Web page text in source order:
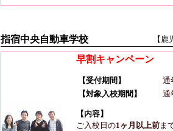
指宿中央自動車学校 【
早割キャンペーン
【受付期間】
通
【対象入校期間】
通
【内容】
ご入校日の1ヶ月以上前ま